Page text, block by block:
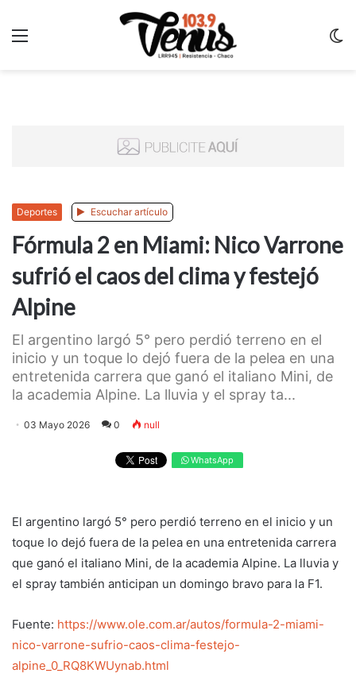
Deportes Escuchar artículo
Fórmula 2 en Miami: Nico Varrone
sufrió el caos del clima y festejó
Alpine
El argentino largó 5° pero perdió terreno en el
inicio y un toque lo dejó fuera de la pelea en una
entretenida carrera que ganó el italiano Mini, de
la academia Alpine. La lluvia y el spray ta...
03 Mayo 2026 0 null
WhatsApp
El argentino largó 5° pero perdió terreno en el inicio y un
toque lo dejó fuera de la pelea en una entretenida carrera
que ganó el italiano Mini, de la academia Alpine. La lluvia y
el spray también anticipan un domingo bravo para la F1.
Fuente: https://www.ole.com.ar/autos/formula-2-miami-
nico-varrone-sufrio-caos-clima-festejo-
alpine_0_RQ8KWUynab.html